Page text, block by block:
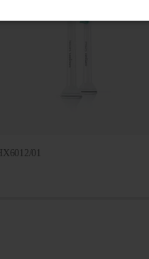
HX6012/01